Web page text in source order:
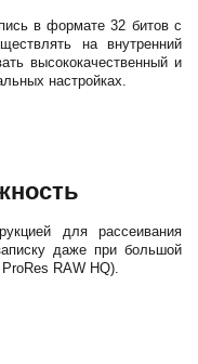
в формате 32 битов с
на внутренний
высококачественный и
настройках.
для рассеивания
даже при большой
RAW HQ).